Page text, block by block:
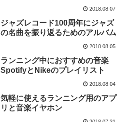
2018.08.07
ジャズレコード100周年にジャズ
の名曲を振り返るためのアルバム
2018.08.05
ランニング中におすすめの音楽
SpotifyとNikeのプレイリスト
2018.08.04
気軽に使えるランニング用のアプ
リと音楽イヤホン